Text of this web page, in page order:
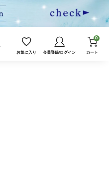
お気に入り 会員登録/ログイン カート
0